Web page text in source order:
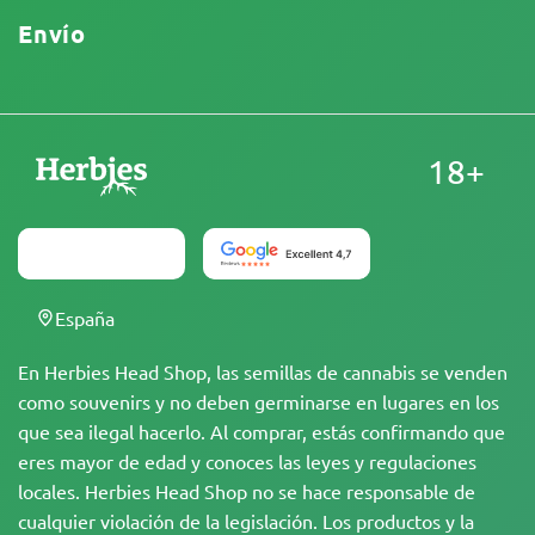
Envío
En Herbies Head Shop, las semillas de cannabis se venden
como souvenirs y no deben germinarse en lugares en los
que sea ilegal hacerlo. Al comprar, estás confirmando que
eres mayor de edad y conoces las leyes y regulaciones
locales. Herbies Head Shop no se hace responsable de
cualquier violación de la legislación. Los productos y la
18+
España